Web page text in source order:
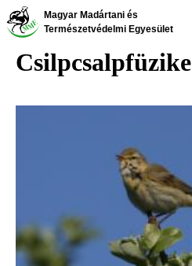
Ugrás
tartalomra
Magyar Madártani és
Természetvédelmi Egyesület
Csilpcsalpfüzike